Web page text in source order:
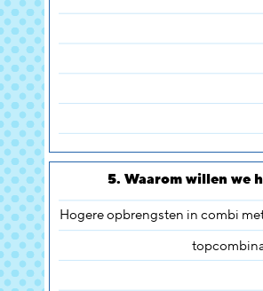
5. Waarom willen we
Hogere opbrengsten in combi